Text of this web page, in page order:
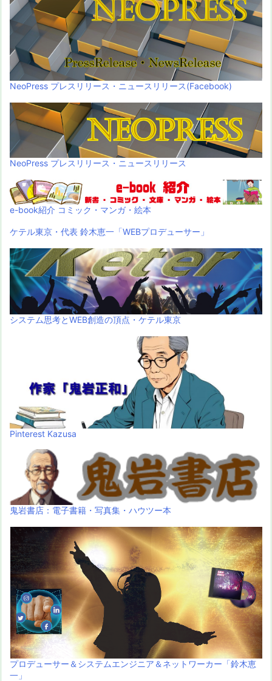
NeoPress プレスリリース・ニュースリリース(Facebook)
NeoPress プレスリリース・ニュースリリース
e-book紹介 コミック・マンガ・絵本
ケテル東京・代表 鈴木恵一「WEBプロデューサー」
システム思考とWEB創造の頂点・ケテル東京
Pinterest Kazusa
鬼岩書店：電子書籍・写真集・ハウツー本
プロデューサー＆システムエンジニア＆ネットワーカー「鈴木恵
一」